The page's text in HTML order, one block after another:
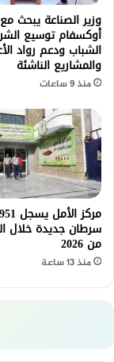
وزير الصناعة يبحث
أوكسفام توسيع
الشباب ودعم رواد
والمشاريع الناشئة
منذ 9 ساعات
سرطان جديدة خلال
من 2026
منذ 13 ساعة